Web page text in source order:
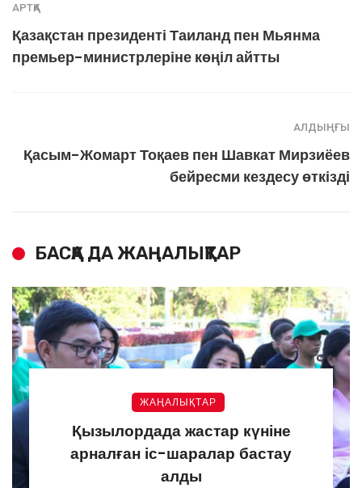
АРТҚА
Қазақстан президенті Таиланд пен Мьянма
премьер-министрлеріне көңіл айтты
АЛДЫҢҒЫ
Қасым-Жомарт Тоқаев пен Шавкат Мирзиёев
бейресми кездесу өткізді
БАСҚА ДА ЖАҢАЛЫҚТАР
ЖАҢАЛЫҚТАР
Қызылордада жастар күніне
арналған іс-шаралар бастау
алды